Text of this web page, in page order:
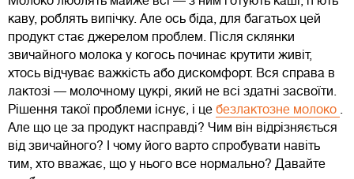
каву, роблять випічку. Але ось біда, для багатьох цей
продукт стає джерелом проблем. Після склянки
звичайного молока у когось починає крутити живіт,
хтось відчуває важкість або дискомфорт. Вся справа в
лактозі — молочному цукрі, який не всі здатні засвоїти.
Рішення такої проблеми існує, і це безлактозне молоко .
Але що це за продукт насправді? Чим він відрізняється
від звичайного? І чому його варто спробувати навіть
тим, хто вважає, що у нього все нормально? Давайте